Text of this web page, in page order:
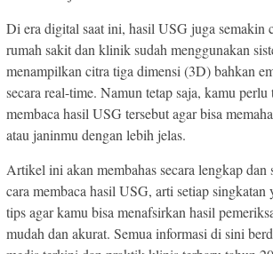
Di era digital saat ini, hasil USG juga semakin
rumah sakit dan klinik sudah menggunakan
menampilkan citra tiga dimensi (3D) bahkan
secara real-time. Namun tetap saja, kamu perlu
membaca hasil USG tersebut agar bisa
atau janinmu dengan lebih jelas.
Artikel ini akan membahas secara lengkap dan
cara membaca hasil USG, arti setiap singkatan
tips agar kamu bisa menafsirkan hasil
mudah dan akurat. Semua informasi di sini